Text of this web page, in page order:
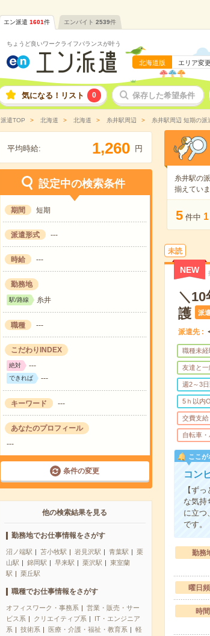
エン派遣 1601件 エンバイト 2539件
ちょうど良いワークライフバランスが叶う
北海道版 エリア変更
気になる！リスト 0 保存した希望条件
派遣TOP 北海道 北海道 糸井駅周辺 糸井駅周辺 短期の派
平均時給: 1,260 円
設定中の検索条件
期間 短期
派遣形式 ---
時給 ---
勤務地
駅/路線 糸井
職種 ---
こだわりINDEX
絶対 ---
できれば ---
キーワード ---
あなたのプロフィール
---
条件の変更
他の検索結果を見る
勤務地でお仕事情報をさがす
沼ノ端駅 苫小牧駅 岩見沢駅 青葉駅
栗
山駅
錦岡駅 早来駅 栗沢駅
東室蘭
駅
栗丘駅
職種でお仕事情報をさがす
オフィスワーク・事務系
営業・販売・サー
ビス系
クリエイティブ系
IT・エンジニア
系
技術系 医療・介護・福祉・教育系
軽
糸井駅の
揃えてい
5 件中 1
未読
NEW
＼
護
派
派遣先
職種未経
友達と一
週2～3
5ｈ以内
交費支給
自転車
ここが
コン
【ず
な気持
に立つ
です。
勤務
曜日
時間